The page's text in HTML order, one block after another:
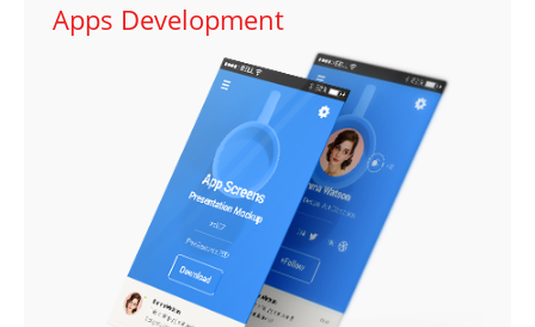
Apps Development